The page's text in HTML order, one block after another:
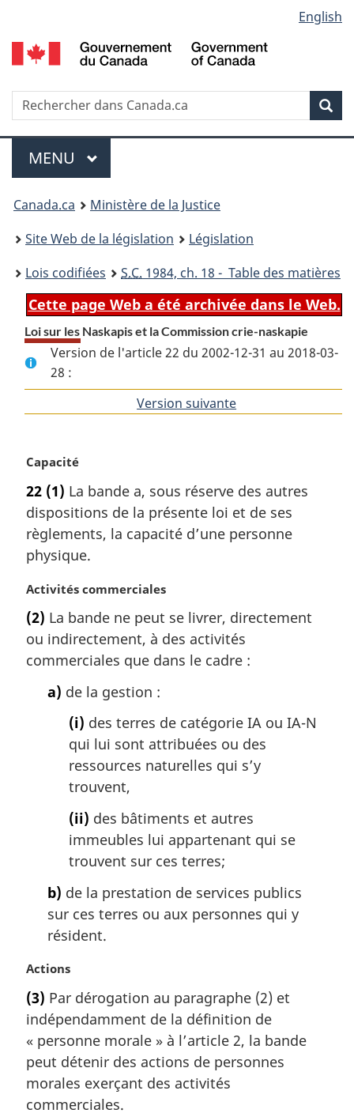
au
contenu
propos
de
la
HTML
simplifiée
selection
English
Recherche
Menu
MENU PRINCIPAL
You
are
here:
Canada.ca
Ministère de la Justice
Site Web de la législation
Législation
Lois codifiées
S.C. 1984, ch. 18 - Table des matières
Cette page Web a été archivée dans le Web.
Loi sur les Naskapis et la Commission crie-naskapie
Version de l'article 22 du 2002-12-31 au 2018-03-
28 :
Version suivante
N
t
e
m
a
r
g
n
a
e
Capacité
22 (1) La bande a, sous réserve des autres
dispositions de la présente loi et de ses
règlements, la capacité d’une personne
physique.
N
t
e
m
Activités commerciales
(2) La bande ne peut se livrer, directement
ou indirectement, à des activités
commerciales que dans le cadre :
a) de la gestion :
(i) des terres de catégorie IA ou IA-N
qui lui sont attribuées ou des
ressources naturelles qui s’y
trouvent,
(ii) des bâtiments et autres
immeubles lui appartenant qui se
trouvent sur ces terres;
b) de la prestation de services publics
sur ces terres ou aux personnes qui y
résident.
N
t
e
m
a
r
g
i
Actions
(3) Par dérogation au paragraphe (2) et
indépendamment de la définition de
« personne morale » à l’article 2, la bande
peut détenir des actions de personnes
morales exerçant des activités
commerciales.